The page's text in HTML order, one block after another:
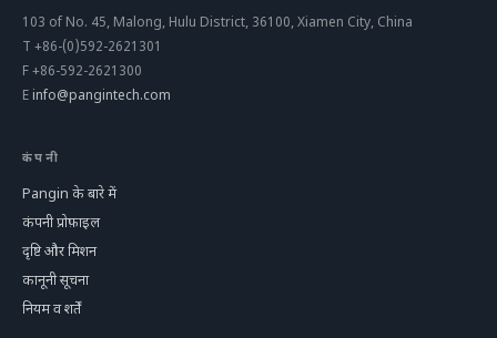
103 of No. 45, Malong, Hulu District, 36100, Xiamen City, China
T +86-(0)592-2621301
F+86-592-2621300
E info@pangintech.com
कंपनी
Pangin के बारे में
कंपनी प्रोफ़ाइल
दृष्टि और मिशन
कानूनी सूचना
नियम व शर्तें